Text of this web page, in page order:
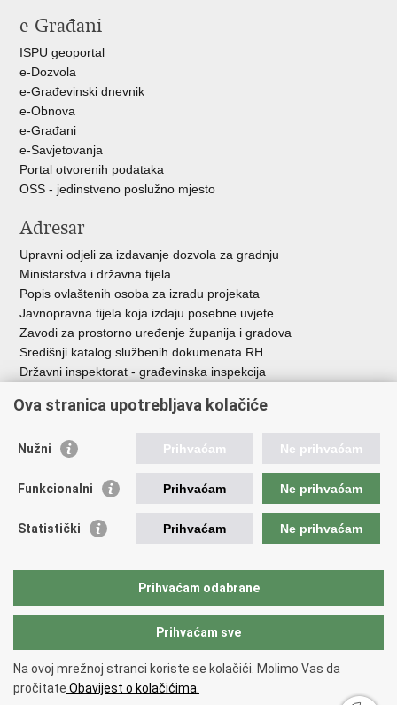
e-Građani
ISPU geoportal
e-Dozvola
e-Građevinski dnevnik
e-Obnova
e-Građani
e-Savjetovanja
Portal otvorenih podataka
OSS - jedinstveno poslužno mjesto
Adresar
Upravni odjeli za izdavanje dozvola za gradnju
Ministarstva i državna tijela
Popis ovlaštenih osoba za izradu projekata
Javnopravna tijela koja izdaju posebne uvjete
Zavodi za prostorno uređenje županija i gradova
Središnji katalog službenih dokumenata RH
Državni inspektorat - građevinska inspekcija
Vlada Republike Hrvatske
Agencija za pravni promet i posredovanje nekretninama
Fond za zaštitu okoliša i energetsku učinkovitost
Državne nekretnine d.o.o.
Copyright © 2026 Ministarstvo prostornoga uređenja, graditeljstva i
državne imovine.
Uvjeti korištenja.Izjava o pristupačnosti
Ova stranica upotrebljava kolačiće
Nužni Prihvaćam Ne prihvaćam
Funkcionalni Prihvaćam Ne prihvaćam
Statistički Prihvaćam Ne prihvaćam
Prihvaćam odabrane
Prihvaćam sve
Na ovoj mrežnoj stranci koriste se kolačići. Molimo Vas da
pročitate Obavijest o kolačićima.